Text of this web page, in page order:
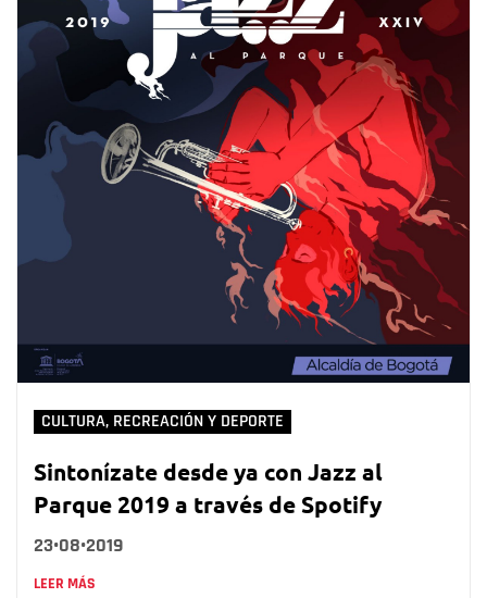
CULTURA, RECREACIÓN Y DEPORTE
Sintonízate desde ya con Jazz al
Parque 2019 a través de Spotify
23•08•2019
LEER MÁS